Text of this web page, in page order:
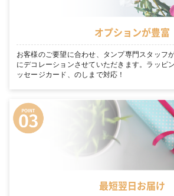
オプションが豊富
お客様のご要望に合わせ、タンプ専門スタッフ
にデコレーションさせていただきます。ラッピ
ッセージカード、のしまで対応！
最短翌日お届け